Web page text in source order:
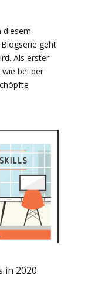
diesem
geht
Als erster
bei der
in 2020